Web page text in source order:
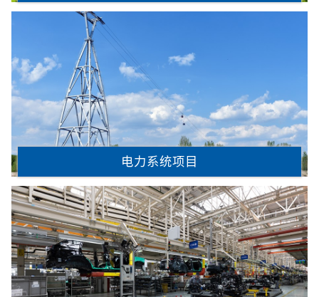
电力系统项目